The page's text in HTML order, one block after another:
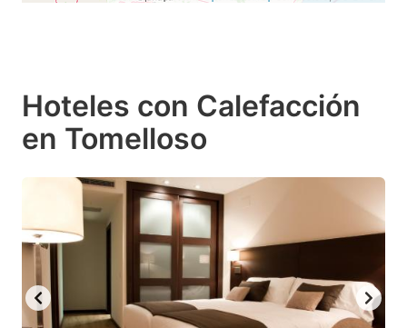
Hoteles con Calefacción
en Tomelloso